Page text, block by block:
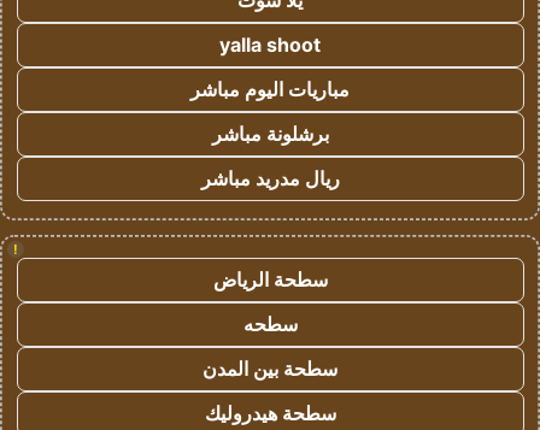
yalla shoot
مباريات اليوم مباشر
برشلونة مباشر
ريال مدريد مباشر
!
سطحة الرياض
سطحه
سطحة بين المدن
سطحة هيدروليك